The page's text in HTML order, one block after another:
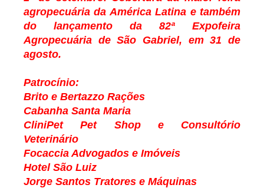
agropecuária da América Latina e também
do lançamento da 82ª Expofeira
Agropecuária de São Gabriel, em 31 de
agosto.
Patrocínio:
Brito e Bertazzo Rações
Cabanha Santa Maria
CliniPet Pet Shop e Consultório
Veterinário
Focaccia Advogados e Imóveis
Hotel São Luiz
Jorge Santos Tratores e Máquinas